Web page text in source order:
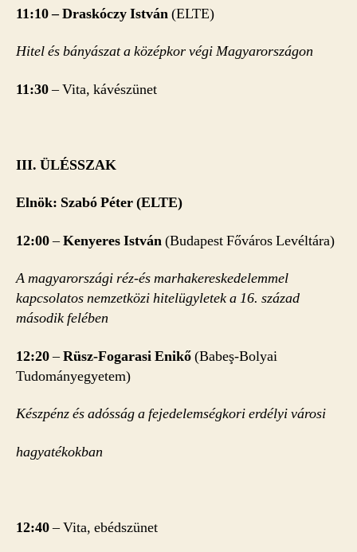
11:10 –Draskóczy István(ELTE)
Hitel és bányászat a középkor végi Magyarországon
11:30– Vita, kávészünet
III. ÜLÉSSZAK
Elnök: Szabó Péter (ELTE)
12:00–Kenyeres István(Budapest Főváros Levéltára)
A magyarországi réz-és marhakereskedelemmel
kapcsolatos nemzetközi hitelügyletek a 16. század
második felében
12:20–Rüsz-Fogarasi Enikő(Babeş-Bolyai
Tudományegyetem)
Készpénz és adósság a fejedelemségkori erdélyi városi
hagyatékokban
12:40– Vita, ebédszünet